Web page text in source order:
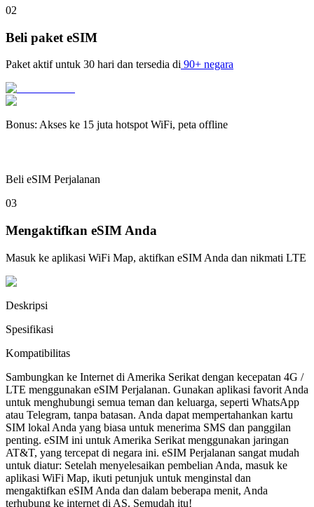
02
Beli paket eSIM
Paket aktif untuk 30 hari dan tersedia di 90+ negara
Bonus: Akses ke 15 juta hotspot WiFi, peta offline
Beli eSIM Perjalanan
03
Mengaktifkan eSIM Anda
Masuk ke aplikasi WiFi Map, aktifkan eSIM Anda dan nikmati LTE
Deskripsi
Spesifikasi
Kompatibilitas
Sambungkan ke Internet di Amerika Serikat dengan kecepatan 4G /
LTE menggunakan eSIM Perjalanan. Gunakan aplikasi favorit Anda
untuk menghubungi semua teman dan keluarga, seperti WhatsApp
atau Telegram, tanpa batasan. Anda dapat mempertahankan kartu
SIM lokal Anda yang biasa untuk menerima SMS dan panggilan
penting. eSIM ini untuk Amerika Serikat menggunakan jaringan
AT&T, yang tercepat di negara ini. eSIM Perjalanan sangat mudah
untuk diatur: Setelah menyelesaikan pembelian Anda, masuk ke
aplikasi WiFi Map, ikuti petunjuk untuk menginstal dan
mengaktifkan eSIM Anda dan dalam beberapa menit, Anda
terhubung ke internet di AS. Semudah itu!